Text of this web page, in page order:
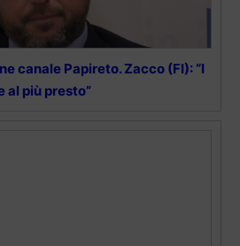
canale Papireto. Zacco (FI): “I
al più presto”